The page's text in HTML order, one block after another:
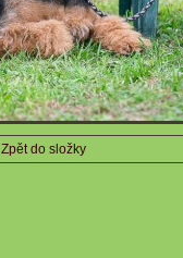
Zpět do složky